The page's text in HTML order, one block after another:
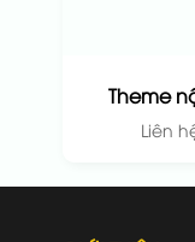
Theme
Liên